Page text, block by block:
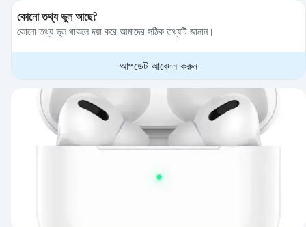
কোনো তথ্য ভুল আছে?
কোনো তথ্য ভুল থাকলে দয়া করে আমাদের সঠিক তথ্যটি জানান।
আপডেট আবেদন করুন